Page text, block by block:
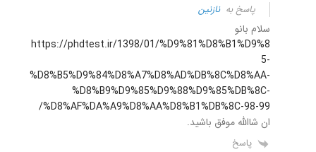
پاسخ بهنازنین
سلام بانو
https://phdtest.ir/1398/01/%D9%81%D8%B1%D9%8
5-
%D8%B5%D9%84%D8%A7%D8%AD%DB%8C%D8%AA-
%D8%B9%D9%85%D9%88%D9%85%DB%8C-
%D8%AF%DA%A9%D8%AA%D8%B1%DB%8C-98-99/
ان شاالله موفق باشید.
پاسخ